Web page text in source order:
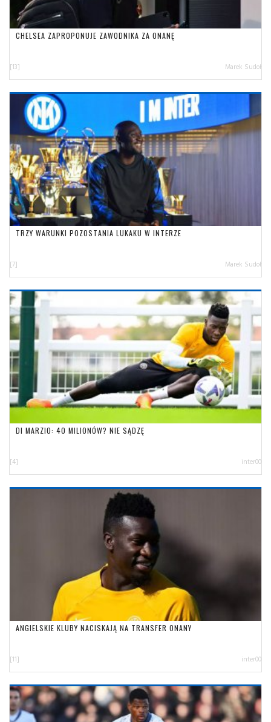
CHELSEA ZAPROPONUJE ZAWODNIKA ZA ONANĘ
[13] Marek Sudoł
TRZY WARUNKI POZOSTANIA LUKAKU W INTERZE
[7] Marek Sudoł
DI MARZIO: 40 MILIONÓW? NIE SĄDZĘ
[4] inter00
ANGIELSKIE KLUBY NACISKAJĄ NA TRANSFER ONANY
[11] inter00